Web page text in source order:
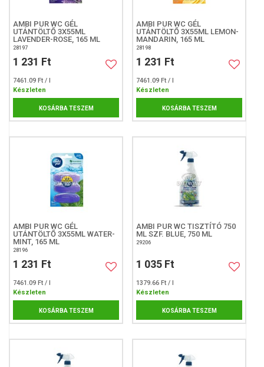
AMBI PUR WC GÉL
UTÁNTÖLTŐ 3X55ML
LAVENDER-ROSE, 165 ML
28197
1 231 Ft
7461.09 Ft / l
Készleten
KOSÁRBA TESZEM
AMBI PUR WC GÉL
UTÁNTÖLTŐ 3X55ML LEMON-
MANDARIN, 165 ML
28198
1 231 Ft
7461.09 Ft / l
Készleten
KOSÁRBA TESZEM
AMBI PUR WC GÉL
UTÁNTÖLTŐ 3X55ML WATER-
MINT, 165 ML
28196
1 231 Ft
7461.09 Ft / l
Készleten
KOSÁRBA TESZEM
AMBI PUR WC TISZTÍTÓ 750
ML SZF. BLUE, 750 ML
29206
1 035 Ft
1379.66 Ft / l
Készleten
KOSÁRBA TESZEM